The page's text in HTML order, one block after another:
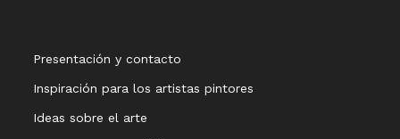
Presentación y contacto
Inspiración para los artistas pintores
Ideas sobre el arte